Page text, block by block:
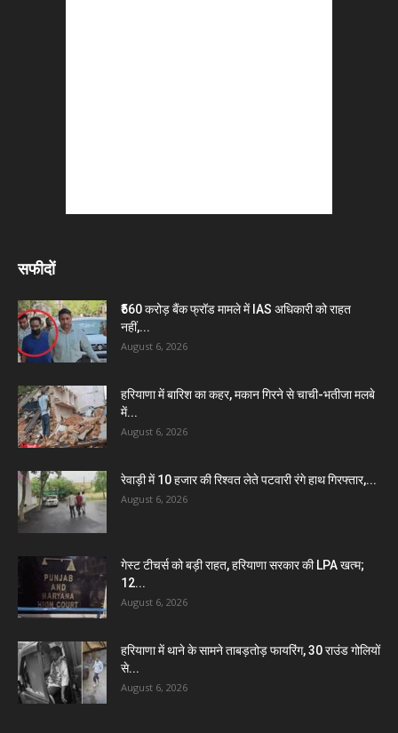
सफीदों
₹560 करोड़ बैंक फ्रॉड मामले में IAS अधिकारी को राहत
नहीं,...
August 6, 2026
हरियाणा में बारिश का कहर, मकान गिरने से चाची-भतीजा मलबे
में...
August 6, 2026
रेवाड़ी में 10 हजार की रिश्वत लेते पटवारी रंगे हाथ गिरफ्तार,...
August 6, 2026
गेस्ट टीचर्स को बड़ी राहत, हरियाणा सरकार की LPA खत्म;
12...
August 6, 2026
हरियाणा में थाने के सामने ताबड़तोड़ फायरिंग, 30 राउंड गोलियों
से...
August 6, 2026